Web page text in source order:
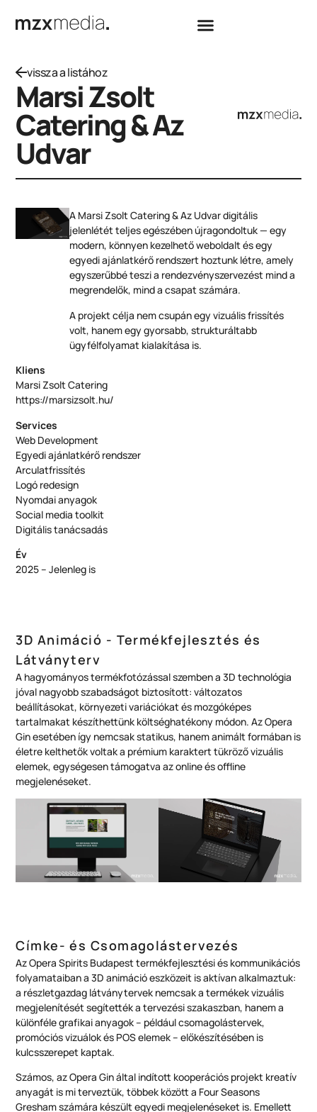
vissza a listához
Marsi Zsolt
Catering & Az
Udvar
Kliens
Marsi Zsolt Catering
https://marsizsolt.hu/
Services
Web Development
Egyedi ajánlatkérő rendszer
Arculatfrissítés
Logó redesign
Nyomdai anyagok
Social media toolkit
Digitális tanácsadás
Év
2025 – Jelenleg is
A Marsi Zsolt Catering & Az Udvar digitális
jelenlétét teljes egészében újragondoltuk — egy
modern, könnyen kezelhető weboldalt és egy
egyedi ajánlatkérő rendszert hoztunk létre, amely
egyszerűbbé teszi a rendezvényszervezést mind a
megrendelők, mind a csapat számára.
A projekt célja nem csupán egy vizuális frissítés
volt, hanem egy gyorsabb, strukturáltabb
ügyfélfolyamat kialakítása is.
3D Animáció - Termékfejlesztés és
Látványterv
A hagyományos termékfotózással szemben a 3D technológia
jóval nagyobb szabadságot biztosított: változatos
beállításokat, környezeti variációkat és mozgóképes
tartalmakat készíthettünk költséghatékony módon. Az Opera
Gin esetében így nemcsak statikus, hanem animált formában is
életre kelthetők voltak a prémium karaktert tükröző vizuális
elemek, egységesen támogatva az online és offline
megjelenéseket.
Címke- és Csomagolástervezés
Az Opera Spirits Budapest termékfejlesztési és kommunikációs
folyamataiban a 3D animáció eszközeit is aktívan alkalmaztuk:
a részletgazdag látványtervek nemcsak a termékek vizuális
megjelenítését segítették a tervezési szakaszban, hanem a
különféle grafikai anyagok – például csomagolástervek,
promóciós vizuálok és POS elemek – előkészítésében is
kulcsszerepet kaptak.
Számos, az Opera Gin által indított kooperációs projekt kreatív
anyagát is mi terveztük, többek között a Four Seasons
Gresham számára készült egyedi megjelenéseket is. Emellett